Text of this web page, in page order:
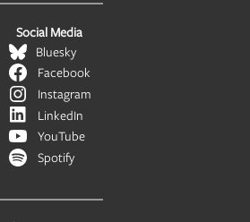
Social Media
Bluesky
Facebook
Instagram
LinkedIn
YouTube
Spotify